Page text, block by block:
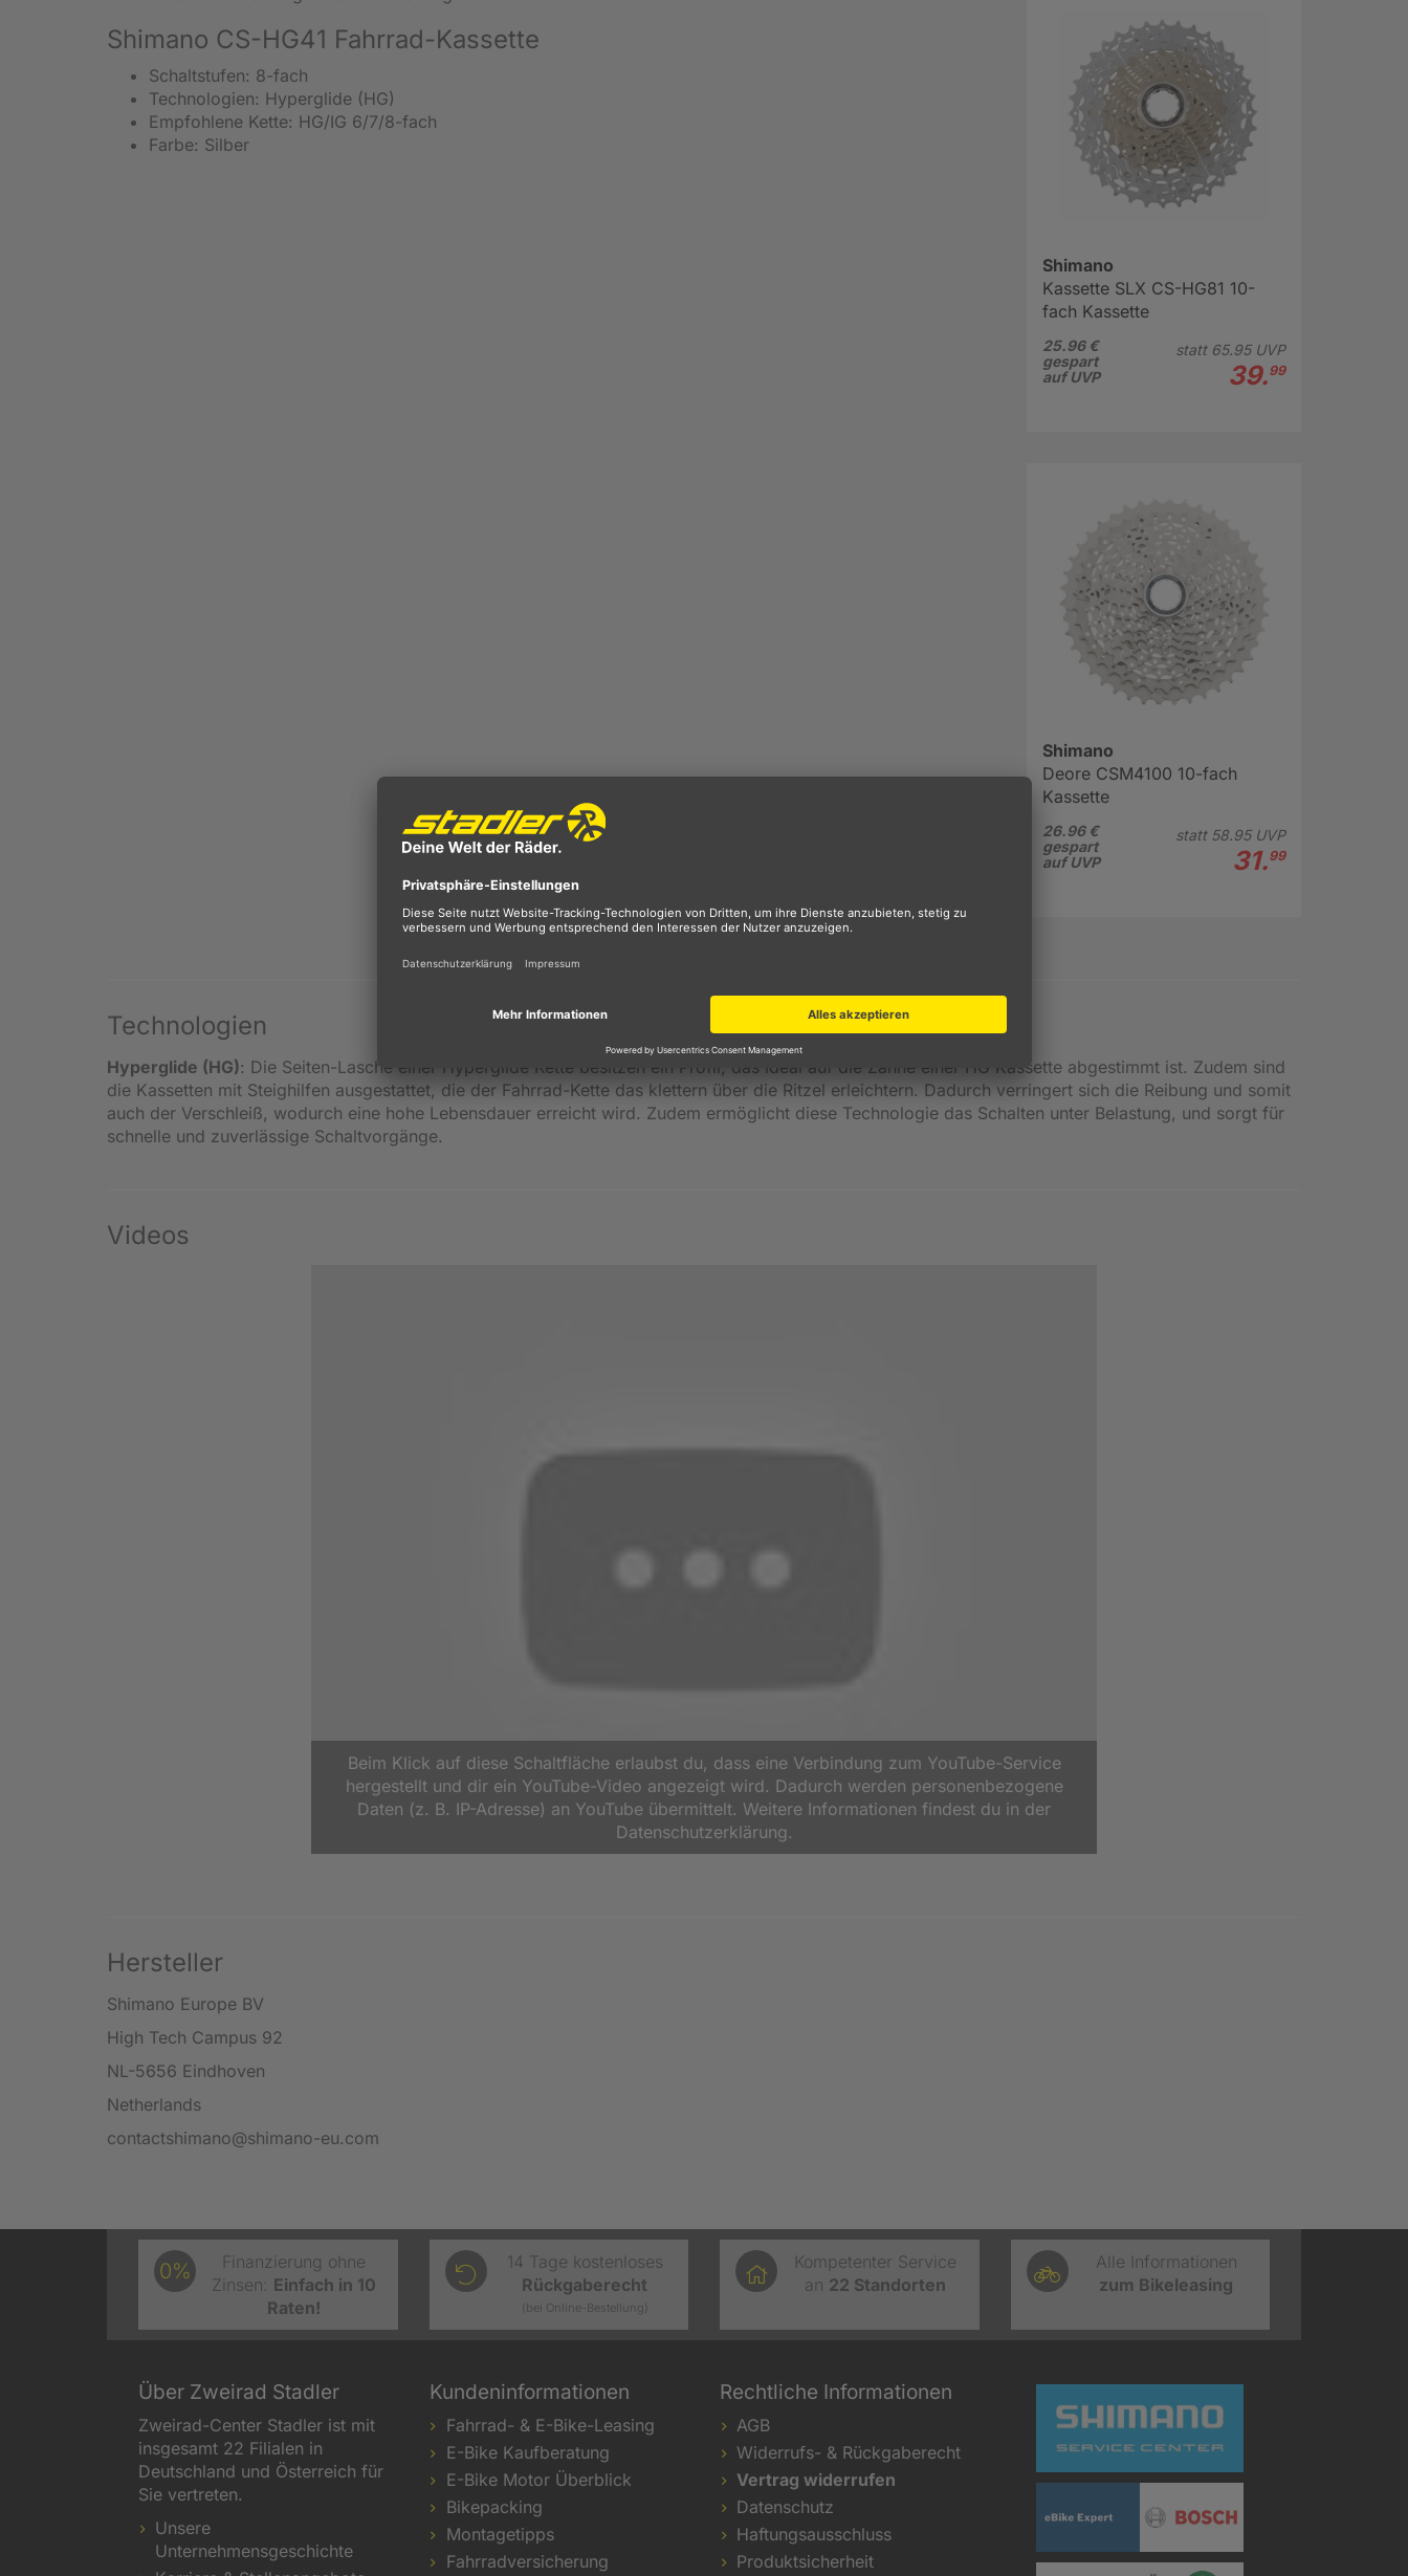
Shimano CS-HG41 Fahrrad-Kassette
Schaltstufen: 8-fach
Technologien: Hyperglide (HG)
Empfohlene Kette: HG/IG 6/7/8-fach
Farbe: Silber
Shimano
Kassette SLX CS-HG81 10-
fach Kassette
25.96 €
gespart
auf UVP
statt 65.95UVP
39.99
Shimano
Deore CSM4100 10-fach
Kassette
26.96 €
gespart
auf UVP
statt 58.95UVP
31.99
Technologien
Hyperglide (HG): Die Seiten-Lasche einer Hyperglide Kette besitzen ein Profil, das ideal auf die Zähne einer HG Kassette abgestimmt ist. Zudem sind
die Kassetten mit Steighilfen ausgestattet, die der Fahrrad-Kette das klettern über die Ritzel erleichtern. Dadurch verringert sich die Reibung und somit
auch der Verschleiß, wodurch eine hohe Lebensdauer erreicht wird. Zudem ermöglicht diese Technologie das Schalten unter Belastung, und sorgt für
schnelle und zuverlässige Schaltvorgänge.
Videos
Beim Klick auf diese Schaltfläche erlaubst du, dass eine Verbindung zum YouTube-Service
hergestellt und dir ein YouTube-Video angezeigt wird. Dadurch werden personenbezogene
Daten (z. B. IP-Adresse) an YouTube übermittelt. Weitere Informationen findest du in der
Datenschutzerklärung.
Hersteller
Shimano Europe BV
High Tech Campus 92
NL-5656 Eindhoven
Netherlands
contactshimano@shimano-eu.com
0%
Finanzierung ohne
Zinsen: Einfach in 10
Raten!
14 Tage kostenloses
Rückgaberecht
(bei Online-Bestellung)
Kompetenter Service
an 22 Standorten
Alle Informationen
zum Bikeleasing
Über Zweirad Stadler
Zweirad-Center Stadler ist mit
insgesamt 22 Filialen in
Deutschland und Österreich für
Sie vertreten.
Unsere
Unternehmensgeschichte
Kundeninformationen
Fahrrad- & E-Bike-Leasing
E-Bike Kaufberatung
E-Bike Motor Überblick
Bikepacking
Montagetipps
Fahrradversicherung
Rechtliche Informationen
AGB
Widerrufs- & Rückgaberecht
Vertrag widerrufen
Datenschutz
Haftungsausschluss
Produktsicherheit